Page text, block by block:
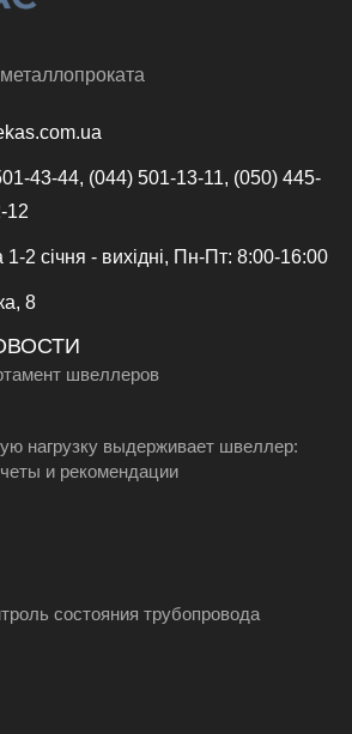
43-44, (044) 501-13-11, (050) 445-
12
1-2 січня - вихідні, Пн-Пт: 8:00-16:00
8
швеллеров
нагрузку выдерживает швеллер:
и рекомендации
состояния трубопровода